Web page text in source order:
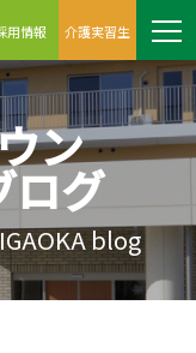
用情報 介護実習生
ン
ログ
blog